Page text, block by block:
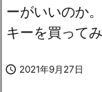
ーがいいのか
キーを買ってみ
 2021年9月27日